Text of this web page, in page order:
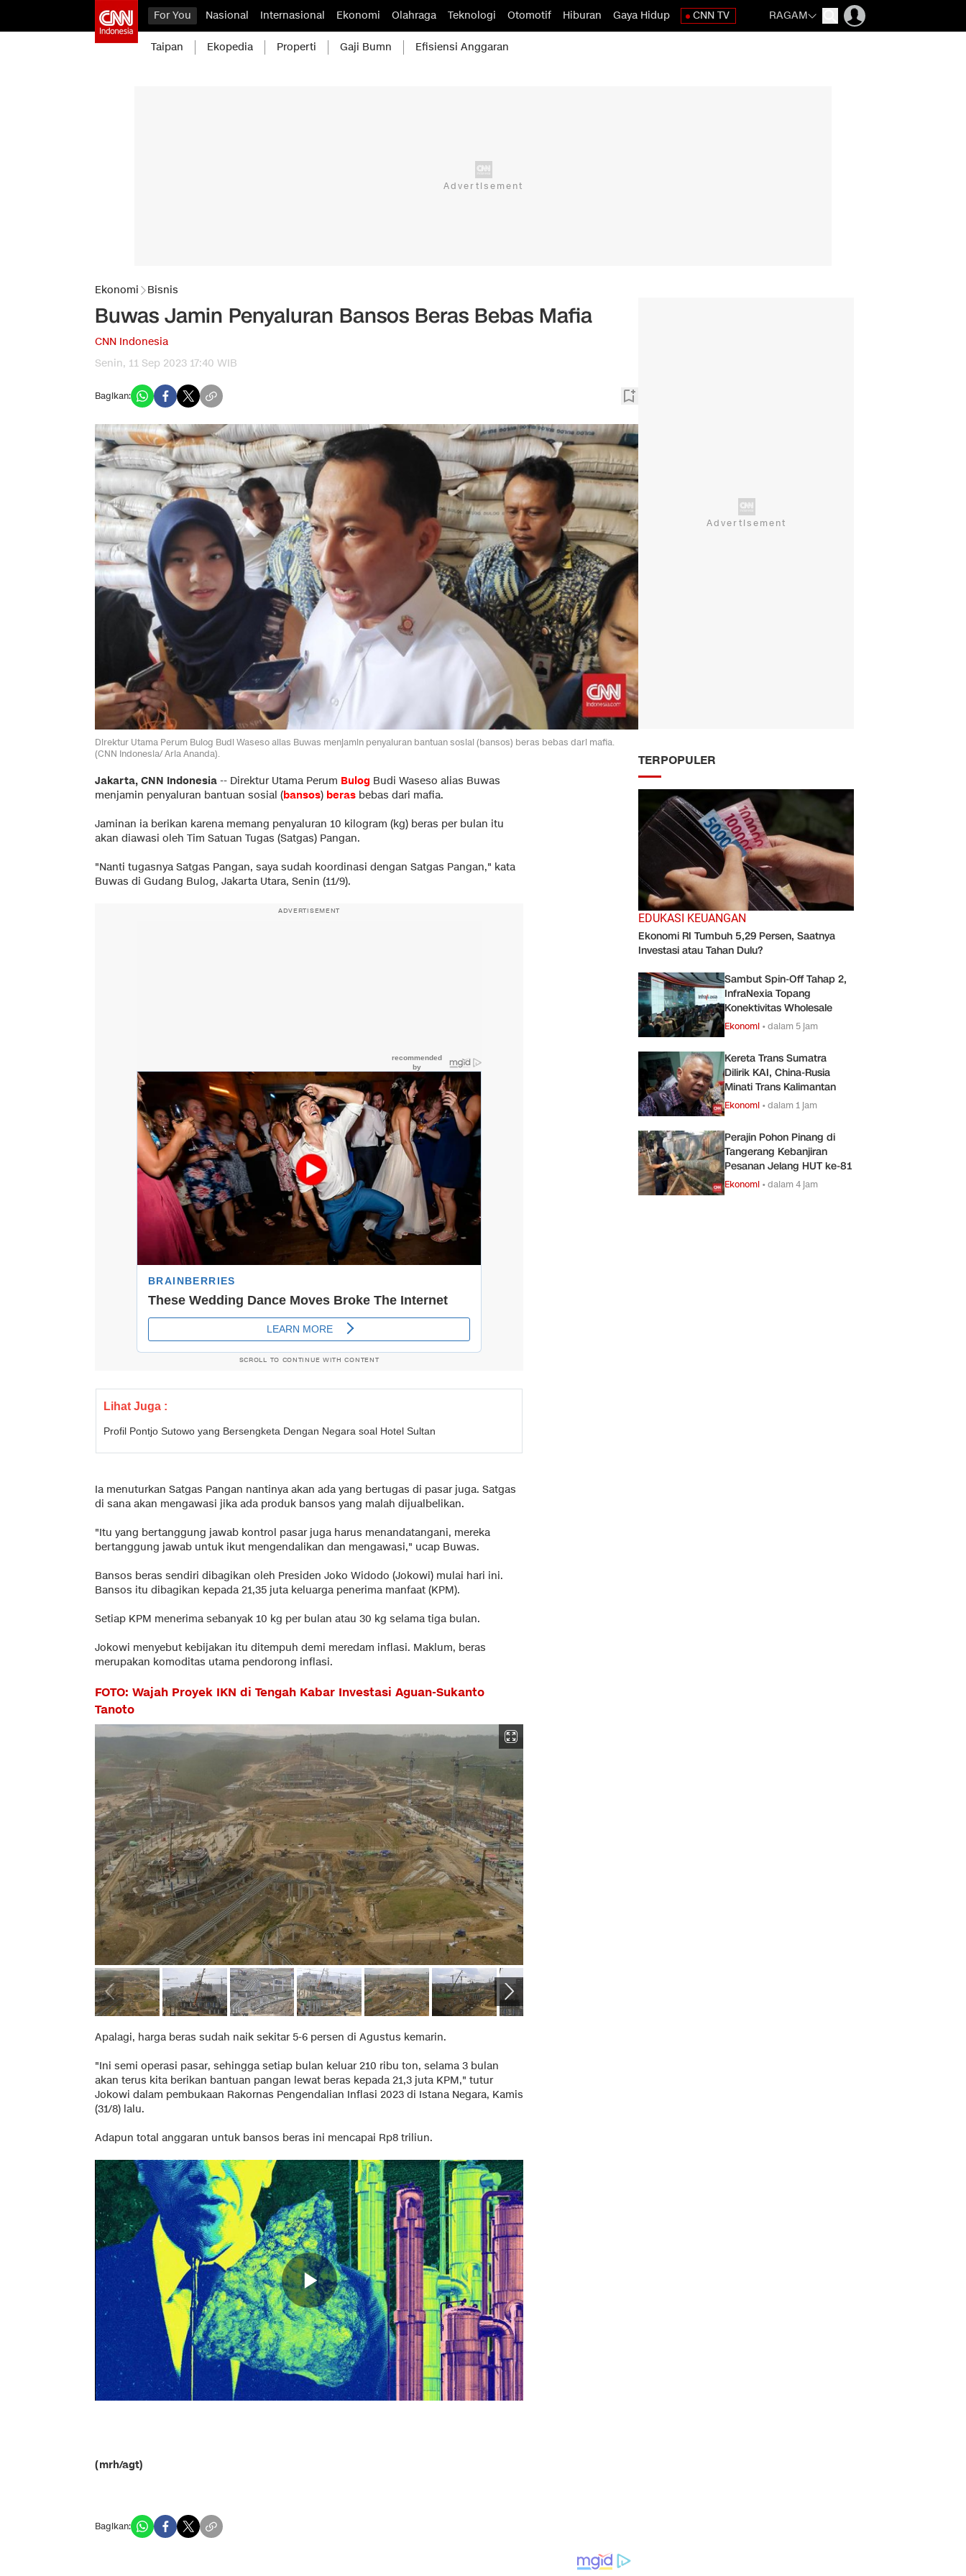
For You Nasional Internasional Ekonomi Olahraga Teknologi Otomotif Hiburan Gaya Hidup CNN TV RAGAM
Taipan Ekopedia Properti Gaji Bumn Efisiensi Anggaran
Ekonomi Bisnis
Buwas Jamin Penyaluran Bansos Beras Bebas Mafia
CNN Indonesia
Senin, 11 Sep 2023 17:40 WIB
Bagikan:
Direktur Utama Perum Bulog Budi Waseso alias Buwas menjamin penyaluran bantuan sosial (bansos) beras bebas dari mafia.
(CNN Indonesia/ Aria Ananda).
Jakarta, CNN Indonesia -- Direktur Utama Perum Bulog Budi Waseso alias Buwas
menjamin penyaluran bantuan sosial (bansos) beras bebas dari mafia.
Jaminan ia berikan karena memang penyaluran 10 kilogram (kg) beras per bulan itu
akan diawasi oleh Tim Satuan Tugas (Satgas) Pangan.
"Nanti tugasnya Satgas Pangan, saya sudah koordinasi dengan Satgas Pangan," kata
Buwas di Gudang Bulog, Jakarta Utara, Senin (11/9).
ADVERTISEMENT
SCROLL TO CONTINUE WITH CONTENT
Lihat Juga :
Profil Pontjo Sutowo yang Bersengketa Dengan Negara soal Hotel Sultan
Ia menuturkan Satgas Pangan nantinya akan ada yang bertugas di pasar juga. Satgas
di sana akan mengawasi jika ada produk bansos yang malah dijualbelikan.
"Itu yang bertanggung jawab kontrol pasar juga harus menandatangani, mereka
bertanggung jawab untuk ikut mengendalikan dan mengawasi," ucap Buwas.
Bansos beras sendiri dibagikan oleh Presiden Joko Widodo (Jokowi) mulai hari ini.
Bansos itu dibagikan kepada 21,35 juta keluarga penerima manfaat (KPM).
Setiap KPM menerima sebanyak 10 kg per bulan atau 30 kg selama tiga bulan.
Jokowi menyebut kebijakan itu ditempuh demi meredam inflasi. Maklum, beras
merupakan komoditas utama pendorong inflasi.
FOTO: Wajah Proyek IKN di Tengah Kabar Investasi Aguan-Sukanto
Tanoto
Apalagi, harga beras sudah naik sekitar 5-6 persen di Agustus kemarin.
"Ini semi operasi pasar, sehingga setiap bulan keluar 210 ribu ton, selama 3 bulan
akan terus kita berikan bantuan pangan lewat beras kepada 21,3 juta KPM," tutur
Jokowi dalam pembukaan Rakornas Pengendalian Inflasi 2023 di Istana Negara, Kamis
(31/8) lalu.
Adapun total anggaran untuk bansos beras ini mencapai Rp8 triliun.
(mrh/agt)
Bagikan:
TERPOPULER
EDUKASI KEUANGAN
Ekonomi RI Tumbuh 5,29 Persen, Saatnya
Investasi atau Tahan Dulu?
Sambut Spin-Off Tahap 2,
InfraNexia Topang
Konektivitas Wholesale
Ekonomi •dalam 5 jam
Kereta Trans Sumatra
Dilirik KAI, China-Rusia
Minati Trans Kalimantan
Ekonomi •dalam 1 jam
Perajin Pohon Pinang di
Tangerang Kebanjiran
Pesanan Jelang HUT ke-81
Ekonomi •dalam 4 jam